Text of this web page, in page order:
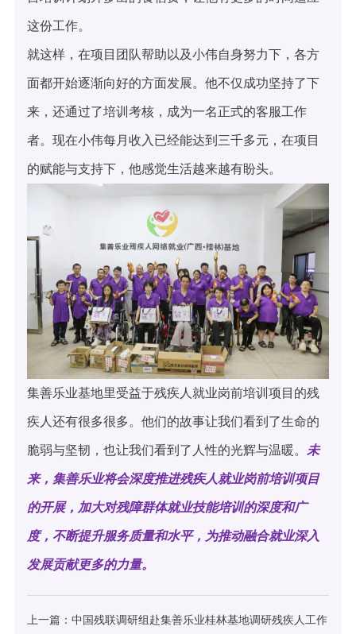
这份工作。
就这样，在项目团队帮助以及小伟自身努力下，各方
面都开始逐渐向好的方面发展。他不仅成功坚持了下
来，还通过了培训考核，成为一名正式的客服工作
者。现在小伟每月收入已经能达到三千多元，在项目
的赋能与支持下，他感觉生活越来越有盼头。
集善乐业基地里受益于残疾人就业岗前培训项目的残
疾人还有很多很多。他们的故事让我们看到了生命的
脆弱与坚韧，也让我们看到了人性的光辉与温暖。 未
来，集善乐业将会深度推进残疾人就业岗前培训项目
的开展，加大对残障群体就业技能培训的深度和广
度，不断提升服务质量和水平，为推动融合就业深入
发展贡献更多的力量。
上一篇：中国残联调研组赴集善乐业桂林基地调研残疾人工作